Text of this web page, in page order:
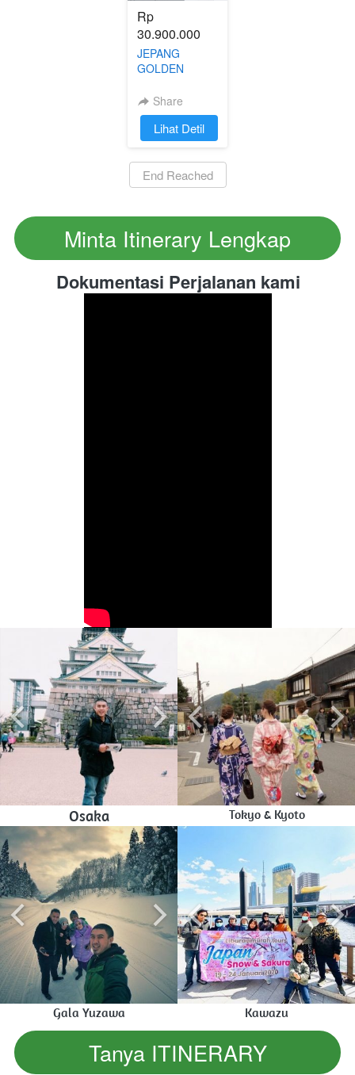
Rp
30.900.000
JEPANG
GOLDEN
SHIRAKAWAGO
| 23 - 28
JANUARI 2025
Share
`
Lihat Detil
`End Reached
`
Minta Itinerary Lengkap
Dokumentasi Perjalanan kami
Osaka Tokyo & Kyoto
Gala Yuzawa Kawazu
`
Tanya ITINERARY